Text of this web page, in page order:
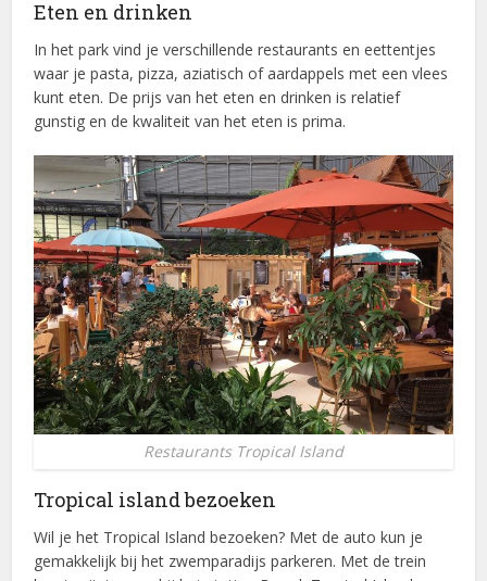
Eten en drinken
In het park vind je verschillende restaurants en eettentjes
waar je pasta, pizza, aziatisch of aardappels met een vlees
kunt eten. De prijs van het eten en drinken is relatief
gunstig en de kwaliteit van het eten is prima.
Restaurants Tropical Island
Tropical island bezoeken
Wil je het Tropical Island bezoeken? Met de auto kun je
gemakkelijk bij het zwemparadijs parkeren. Met de trein